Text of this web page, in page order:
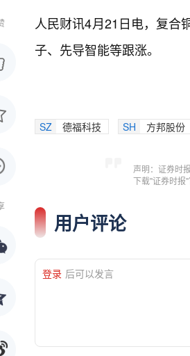
人民财讯4月21日电， 复合
子、先导智能等跟涨。
SZ 德福科技 SH 方邦股份
声明：证券时
下载"证券时报
用户评论
登录 后可以发言